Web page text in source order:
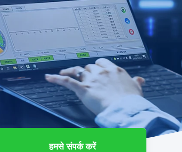
हमसे संपर्क करें